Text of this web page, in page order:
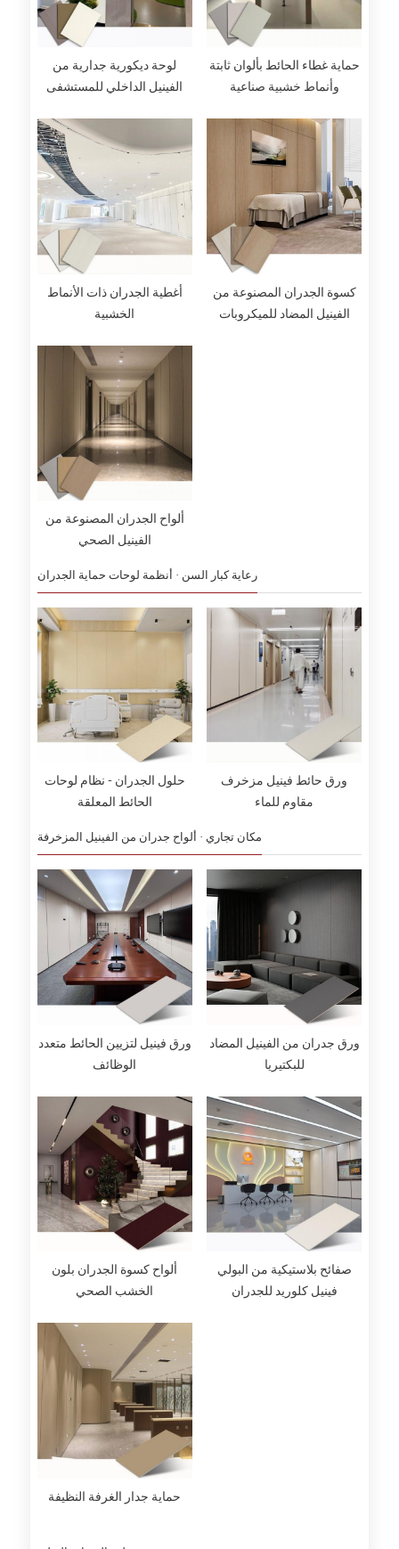
لوحة ديكورية جدارية من
الفينيل الداخلي للمستشفى
حماية غطاء الحائط بألوان ثابتة
وأنماط خشبية صناعية
أغطية الجدران ذات الأنماط
الخشبية
كسوة الجدران المصنوعة من
الفينيل المضاد للميكروبات
ألواح الجدران المصنوعة من
الفينيل الصحي
رعاية كبار السن · أنظمة لوحات حماية الجدران
حلول الجدران - نظام لوحات
الحائط المعلقة
ورق حائط فينيل مزخرف
مقاوم للماء
مكان تجاري · ألواح جدران من الفينيل المزخرفة
ورق فينيل لتزيين الحائط متعدد
الوظائف
ورق جدران من الفينيل المضاد
للبكتيريا
ألواح كسوة الجدران بلون
الخشب الصحي
صفائح بلاستيكية من البولي
فينيل كلوريد للجدران
حماية جدار الغرفة النظيفة